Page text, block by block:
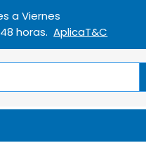
a Viernes
horas.AplicaT&C